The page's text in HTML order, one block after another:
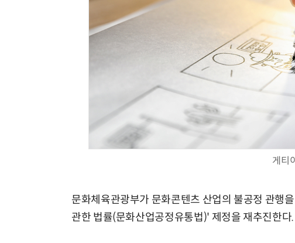
게티
문화체육관광부가 문화콘텐츠 산업의 불공정 관행
관한 법률(문화산업공정유통법)' 제정을 재추진한다.